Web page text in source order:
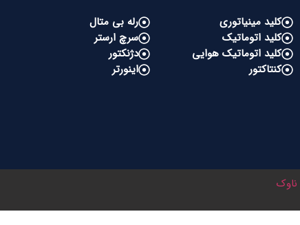
کلید مینیاتوری
کلید اتوماتیک
کلید اتوماتیک هوایی
کنتاکتور
رله بی متال
سرچ ارستر
دژنکتور
اینورتر
ناوک